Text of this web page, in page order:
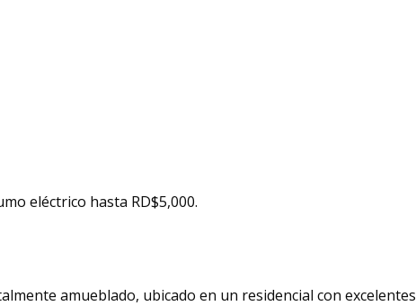
eléctrico hasta RD$5,000.
amueblado, ubicado en un residencial con excelentes